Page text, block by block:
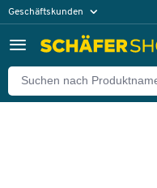
Geschäftskunden
Zurück